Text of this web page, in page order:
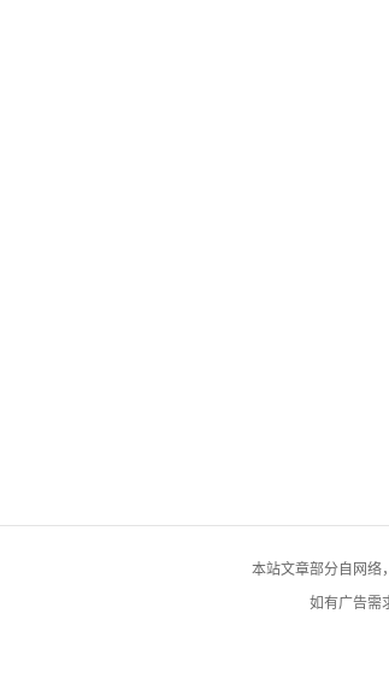
本站文章部分自网络
如有广告需